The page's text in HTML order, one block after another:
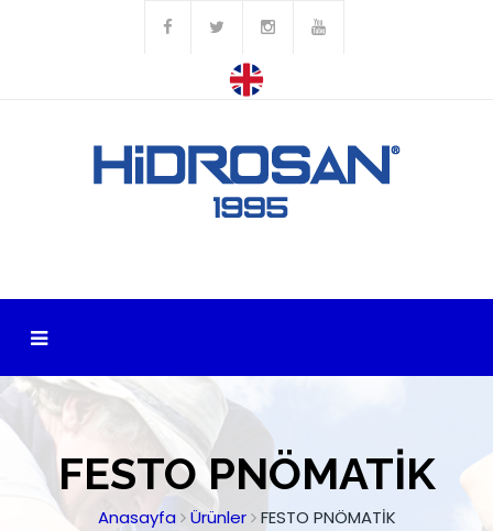
FESTO PNÖMATİK
Anasayfa Ürünler FESTO PNÖMATİK